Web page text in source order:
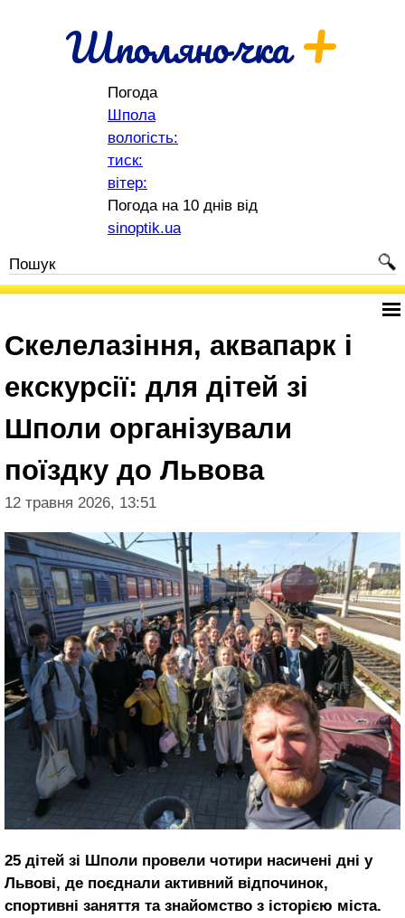
Шполяночка+
Погода
Шпола
вологість:
тиск:
вітер:
Погода на 10 днів від
sinoptik.ua
Скелелазіння, аквапарк і
екскурсії: для дітей зі
Шполи організували
поїздку до Львова
12 травня 2026, 13:51
25 дітей зі Шполи провели чотири насичені дні у
Львові, де поєднали активний відпочинок,
спортивні заняття та знайомство з історією міста.